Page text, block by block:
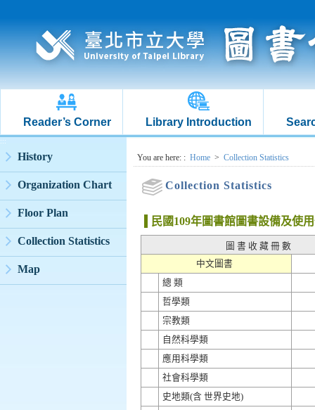
Reader’s Corner Library Introduction
:::
History
Organization Chart
Floor Plan
Collection Statistics
Map
:::You are here: : Home > Collection Statistics
Collection Statistics
民國109年圖書館圖書設備及使
圖 書 收 藏 冊 數
中文圖書
總 類
哲學類
宗教類
自然科學類
應用科學類
社會科學類
史地類(含 世界史地)